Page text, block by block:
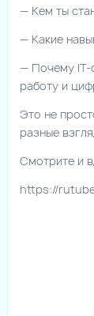
— Кем ты
— Какие
— Почему IT-
работу и
Это не
разные
Смотрите и
https://